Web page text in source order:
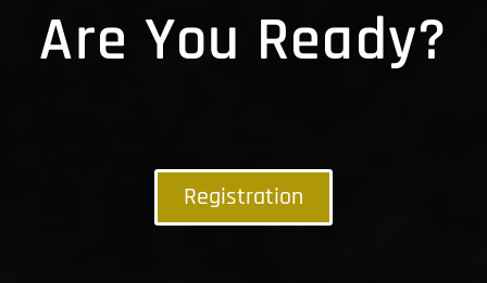
Are You Ready?
Registration